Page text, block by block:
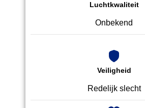
Luchtkwaliteit
Onbekend
Veiligheid
Redelijk slecht